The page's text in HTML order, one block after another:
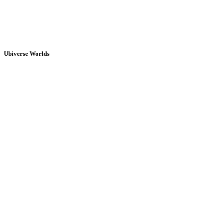
Ubiverse Worlds